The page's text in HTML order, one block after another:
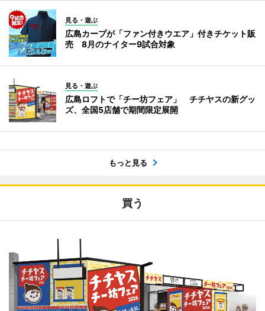
見る・遊ぶ
広島カープが「ファン付きウエア」付きチケット販
売 8月のナイター9試合対象
見る・遊ぶ
広島ロフトで「チー坊フェア」 チチヤスの新グッ
ズ、全国5店舗で期間限定展開
もっと見る
買う